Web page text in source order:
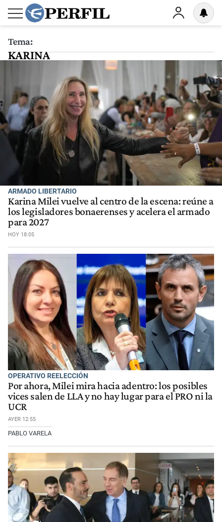
Tema:
KARINA
ARMADO LIBERTARIO
Karina Milei vuelve al centro de la escena: reúne a
los legisladores bonaerenses y acelera el armado
para 2027
HOY 18:05
OPERATIVO REELECCIÓN
Por ahora, Milei mira hacia adentro: los posibles
vices salen de LLA y no hay lugar para el PRO ni la
UCR
AYER 12:55
PABLO VARELA